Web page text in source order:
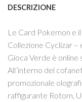
DESCRIZIONE
Le Card Pokemon e
Collezione Cyclizar –
Gioca Verde è online
All’interno del
promozionale
raffigurante Rotom,